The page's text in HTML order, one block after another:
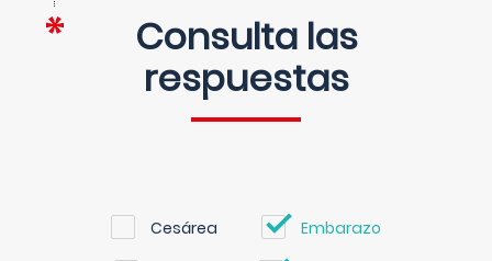
Consulta las
respuestas
Cesárea Embarazo